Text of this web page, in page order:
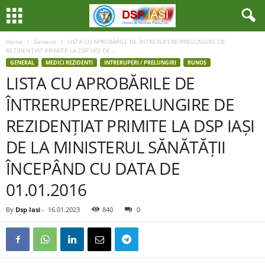
Home General
LISTA CU APROBĂRILE DE ÎNTRERUPERE/PRELUNGIRE DE
REZIDENȚIAT PRIMITE LA DSP IAȘI DE...
GENERAL MEDICI REZIDENTI INTRERUPERI / PRELUNGIRI RUNOS
LISTA CU APROBĂRILE DE
ÎNTRERUPERE/PRELUNGIRE DE
REZIDENȚIAT PRIMITE LA DSP IAȘI
DE LA MINISTERUL SĂNĂTĂȚII
ÎNCEPÂND CU DATA DE
01.01.2016
By Dsp Iasi - 16.01.2023 840 0